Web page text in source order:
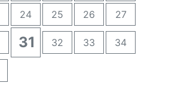
24 25 26 27
31 32 33 34